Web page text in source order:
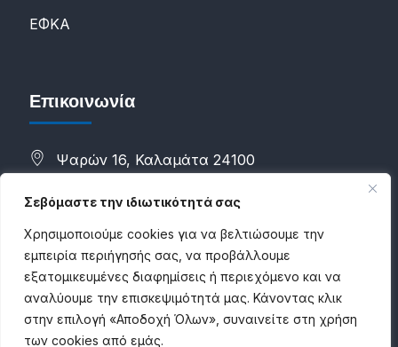
Σεβόμαστε την ιδιωτικότητά σας
Χρησιμοποιούμε cookies για να βελτιώσουμε την
εμπειρία περιήγησής σας, να προβάλλουμε
εξατομικευμένες διαφημίσεις ή περιεχόμενο και να
αναλύουμε την επισκεψιμότητά μας. Κάνοντας κλικ
στην επιλογή «Αποδοχή Όλων», συναινείτε στη χρήση
των cookies από εμάς.
ΕΦΚΑ
Επικοινωνία
Ψαρών 16, Καλαμάτα 24100
(+30) 2721088298
(+30) 6983784500
info@proconsultancies.com